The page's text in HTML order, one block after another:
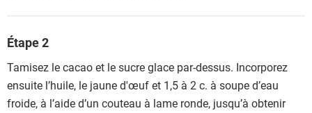
Étape 2
Tamisez le cacao et le sucre glace par-dessus. Incorporez
ensuite l’huile, le jaune d'œuf et 1,5 à 2 c. à soupe d’eau
froide, à l’aide d’un couteau à lame ronde, jusqu’à obtenir